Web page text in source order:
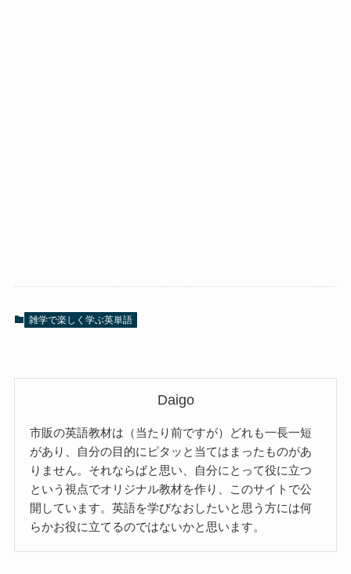
雑学で楽しく学ぶ英単語
Daigo
市販の英語教材は（当たり前ですが）どれも一長一短
があり、自分の目的にピタッと当てはまったものがあ
りません。それならばと思い、自分にとって役に立つ
という視点でオリジナル教材を作り、このサイトで公
開しています。英語を学びなおしたいと思う方には何
らかお役に立てるのではないかと思います。